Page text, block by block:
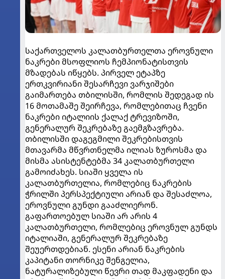
საქართველოს კალათბურთელთა ეროვნული
ნაკრები მსოფლიოს ჩემპიონატისთვის
მზადებას იწყებს. პირველ ეტაპზე
ერთკვირიანი შესარჩევი ვარჯიშები
გაიმართება თბილისში, რომლის შედეგად ის
16 მოთამაშე შეირჩევა, რომლებითაც ჩვენი
ნაკრები იტალიის ქალაქ ტრევიზოში,
გენერალურ შეკრებაზე გაემგზავრება.
თბილისში დაგეგმილი შეკრებისთვის
მთავარმა მწვრთნელმა ილიას ზუროსმა და
მისმა ასისტენტებმა 34 კალათბურთელი
გამოიძახეს. სიაში ყველა ის
კალათბურთელია, რომლებიც ნაკრების
ჭრილში პერსპექტიული არიან და შესაძლოა,
ეროვნული გუნდი გააძლიერონ.
გაფართოებულ სიაში არ არის 4
კალათბურთელი, რომლებიც ეროვნულ გუნდს
იტალიაში, გენერალურ შეკრებაზე
შეუერთდებიან. ესენი არიან ნაკრების
კაპიტანი თორნიკე შენგელია,
ნატურალიზებული წევრი თად მაკფადენი და